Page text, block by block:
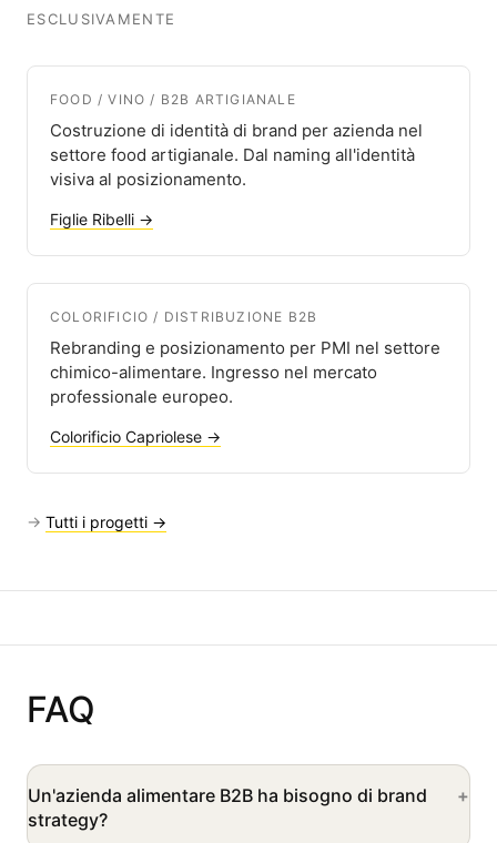
ESCLUSIVAMENTE
FOOD / VINO / B2B ARTIGIANALE
Costruzione di identità di brand per azienda nel
settore food artigianale. Dal naming all'identità
visiva al posizionamento.
Figlie Ribelli →
COLORIFICIO / DISTRIBUZIONE B2B
Rebranding e posizionamento per PMI nel settore
chimico-alimentare. Ingresso nel mercato
professionale europeo.
Colorificio Capriolese →
→ Tutti i progetti →
FAQ
Un'azienda alimentare B2B ha bisogno di brand
strategy?